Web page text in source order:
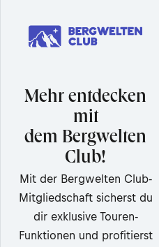
Mehr entdecken
mit
dem Bergwelten
Club!
Mit der Bergwelten Club-
Mitgliedschaft sicherst du
dir exklusive Touren-
Funktionen und profitierst